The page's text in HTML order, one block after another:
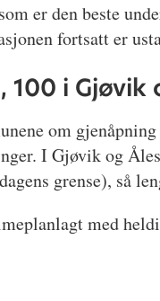
er den beste
fortsatt er
i Gjøvik
om
I Gjøvik og
grense), så
med